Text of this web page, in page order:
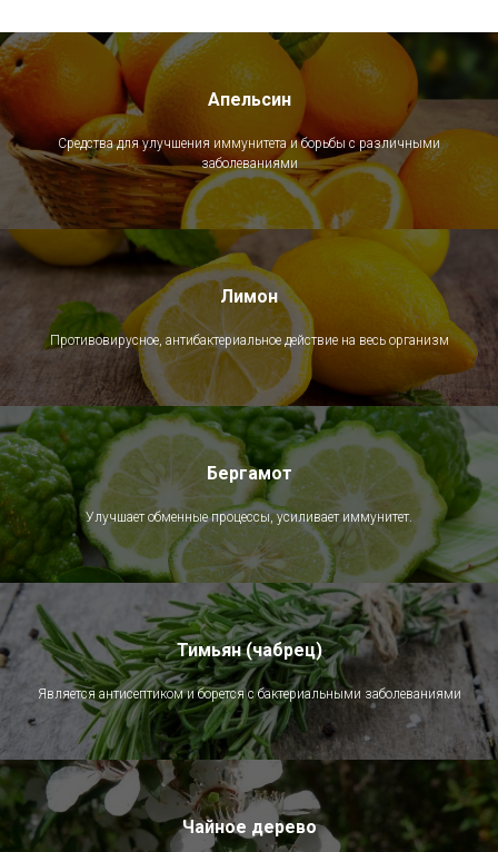
Апельсин
Средства для улучшения иммунитета и борьбы с различными
заболеваниями
Лимон
Противовирусное, антибактериальное действие на весь организм
Бергамот
Улучшает обменные процессы, усиливает иммунитет.
Тимьян (чабрец)
Является антисептиком и борется с бактериальными заболеваниями
Чайное дерево